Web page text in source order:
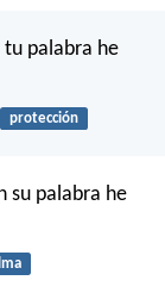
tu palabra he
protección
su palabra he